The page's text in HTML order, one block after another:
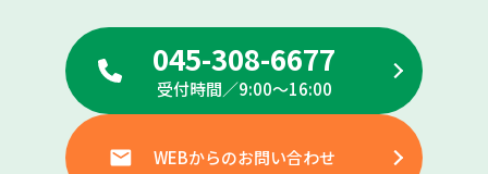
045-308-6677
受付時間／9:00〜16:00
WEBからのお問い合わせ